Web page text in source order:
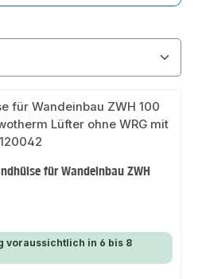
für Wandeinbau ZWH
voraussichtlich in 6 bis 8